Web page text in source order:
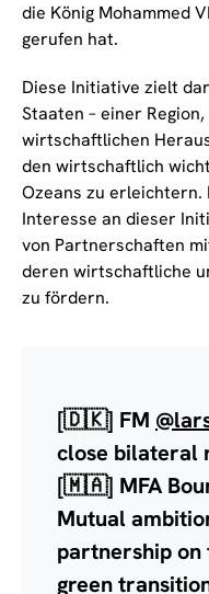
die König Mohammed
gerufen hat.
Diese Initiative zielt
Staaten – einer
wirtschaftlichen
den wirtschaftlich
Ozeans zu
Interesse an dieser
von Partnerschaften
deren wirtschaftliche
zu fördern.
[🇩🇰] FM
close bilateral
[🇲🇦] MFA
Mutual
partnership on
green